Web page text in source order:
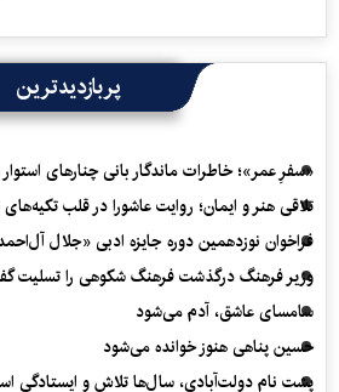
پربازدیدترین
«سفرِ عمر»؛ خاطرات ماندگار بانی چنارهای
تلاقی هنر و ایمان؛ روایت عاشورا در قلب
فراخوان نوزدهمین دوره جایزه ادبی «جلال
وزیر فرهنگ درگذشت فرهنگ شکوهی را تسلیت
سامسای عاشق، آدم می‌شود
حسین پناهی هنوز خوانده می‌شود
پشت نام دولت‌آبادی، سال‌ها تلاش و ایستادگی